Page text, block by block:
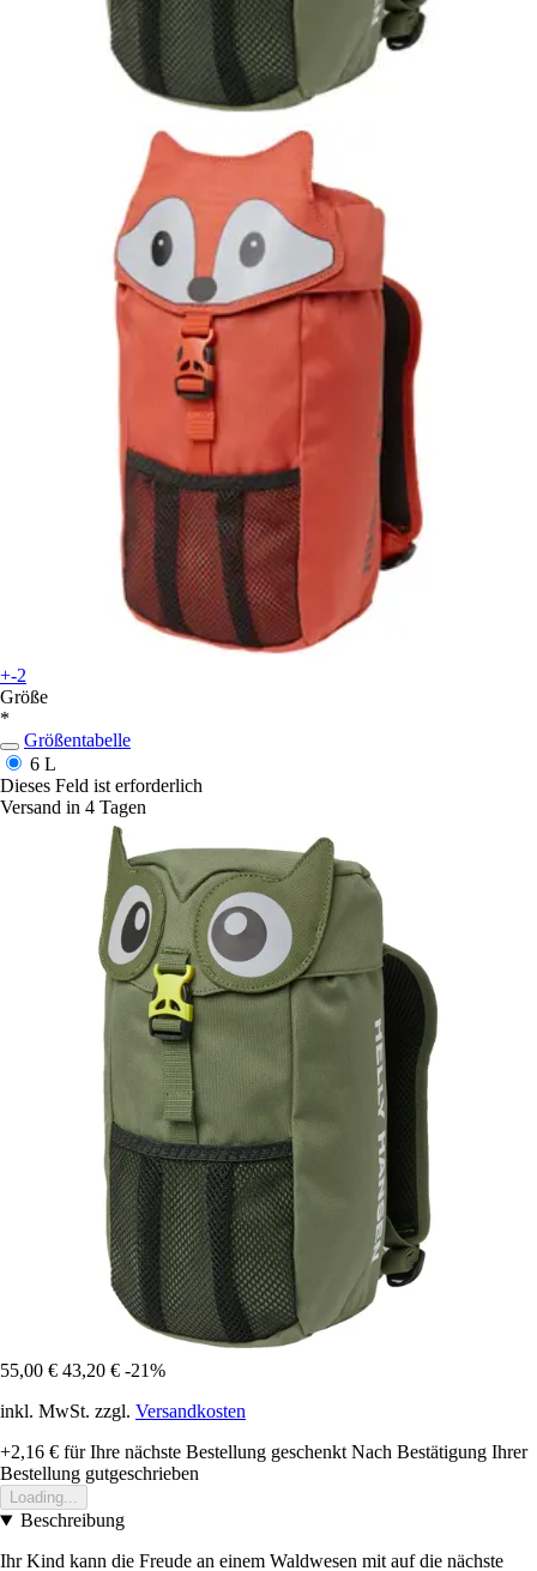
+-2
Größe
*
Größentabelle
6 L
Dieses Feld ist erforderlich
Versand in 4 Tagen
55,00 € 43,20 € -21%
inkl. MwSt. zzgl. Versandkosten
+2,16 € für Ihre nächste Bestellung geschenkt Nach Bestätigung Ihrer
Bestellung gutgeschrieben
Loading...
Beschreibung
Ihr Kind kann die Freude an einem Waldwesen mit auf die nächste